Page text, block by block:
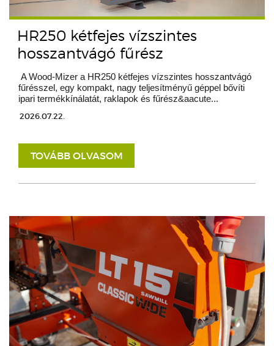
HR250 kétfejes vízszintes
hosszantvágó fűrész
A Wood-Mizer a HR250 kétfejes vízszintes hosszantvágó
fűrésszel, egy kompakt, nagy teljesítményű géppel bővíti
ipari termékkínálatát, raklapok és fűrész&aacute...
2026.07.22.
TOVÁBB OLVASOM